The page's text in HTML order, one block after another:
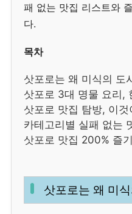
패 없는 맛집 리스트와
다.
목차
삿포로는 왜 미식의 도
삿포로 3대 명물 요리,
삿포로 맛집 탐방, 이
카테고리별 실패 없는
삿포로 맛집 200% 즐
삿포로는 왜 미